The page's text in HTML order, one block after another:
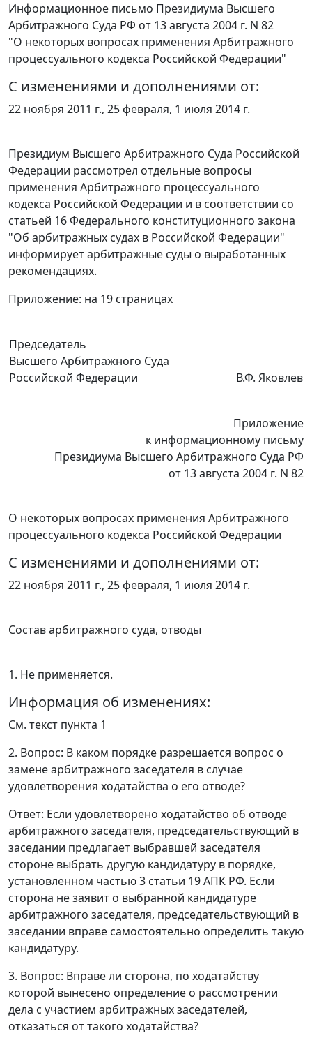
Информационное письмо Президиума Высшего
Арбитражного Суда РФ от 13 августа 2004 г. N 82
"О некоторых вопросах применения Арбитражного
процессуального кодекса Российской Федерации"
С изменениями и дополнениями от:
22 ноября 2011 г., 25 февраля, 1 июля 2014 г.
Президиум Высшего Арбитражного Суда Российской
Федерации рассмотрел отдельные вопросы
применения Арбитражного процессуального
кодекса Российской Федерации и в соответствии со
статьей 16Федерального конституционного закона
"Об арбитражных судах в Российской Федерации"
информирует арбитражные суды о выработанных
рекомендациях.
Приложение: на 19 страницах
Председатель
Высшего Арбитражного Суда
Российской Федерации
В.Ф. Яковлев
Приложение
к информационному письму
Президиума Высшего Арбитражного Суда РФ
от 13 августа 2004 г. N 82
О некоторых вопросах применения Арбитражного
процессуального кодекса Российской Федерации
С изменениями и дополнениями от:
22 ноября 2011 г., 25 февраля, 1 июля 2014 г.
Состав арбитражного суда, отводы
1. Не применяется.
Информация об изменениях:
См. текст пункта 1
2. Вопрос: В каком порядке разрешается вопрос о
замене арбитражного заседателя в случае
удовлетворения ходатайства о его отводе?
Ответ: Если удовлетворено ходатайство об отводе
арбитражного заседателя, председательствующий в
заседании предлагает выбравшей заседателя
стороне выбрать другую кандидатуру в порядке,
установленном частью 3 статьи 19АПК РФ. Если
сторона не заявит о выбранной кандидатуре
арбитражного заседателя, председательствующий в
заседании вправе самостоятельно определить такую
кандидатуру.
3. Вопрос: Вправе ли сторона, по ходатайству
которой вынесено определение о рассмотрении
дела с участием арбитражных заседателей,
отказаться от такого ходатайства?